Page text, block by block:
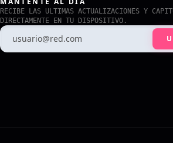
RECIBE LAS ULTIMAS ACTUALIZACIONES Y
DIRECTAMENTE EN TU DISPOSITIVO.